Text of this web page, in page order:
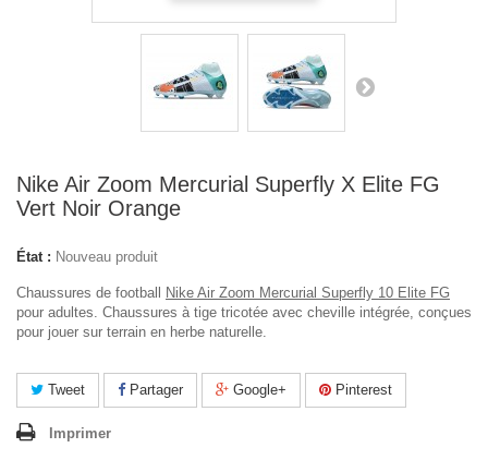
Nike Air Zoom Mercurial Superfly X Elite FG
Vert Noir Orange
État : Nouveau produit
Chaussures de football
Nike Air Zoom Mercurial Superfly 10 Elite FG
pour adultes. Chaussures à tige tricotée avec cheville intégrée, conçues
pour jouer sur terrain en herbe naturelle.
Tweet Partager Google+ Pinterest
Imprimer